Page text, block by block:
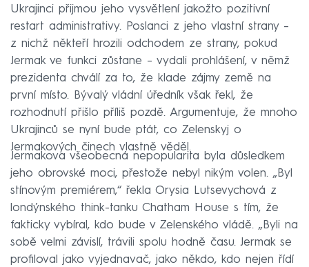
Ukrajinci přijmou jeho vysvětlení jakožto pozitivní
restart administrativy. Poslanci z jeho vlastní strany –
z nichž někteří hrozili odchodem ze strany, pokud
Jermak ve funkci zůstane – vydali prohlášení, v němž
prezidenta chválí za to, že klade zájmy země na
první místo. Bývalý vládní úředník však řekl, že
rozhodnutí přišlo příliš pozdě. Argumentuje, že mnoho
Ukrajinců se nyní bude ptát, co Zelenskyj o
Jermakových činech vlastně věděl.
Jermakova všeobecná nepopularita byla důsledkem
jeho obrovské moci, přestože nebyl nikým volen. „Byl
stínovým premiérem,“ řekla Orysia Lutsevychová z
londýnského think-tanku Chatham House s tím, že
fakticky vybíral, kdo bude v Zelenského vládě. „Byli na
sobě velmi závislí, trávili spolu hodně času. Jermak se
profiloval jako vyjednavač, jako někdo, kdo nejen řídí